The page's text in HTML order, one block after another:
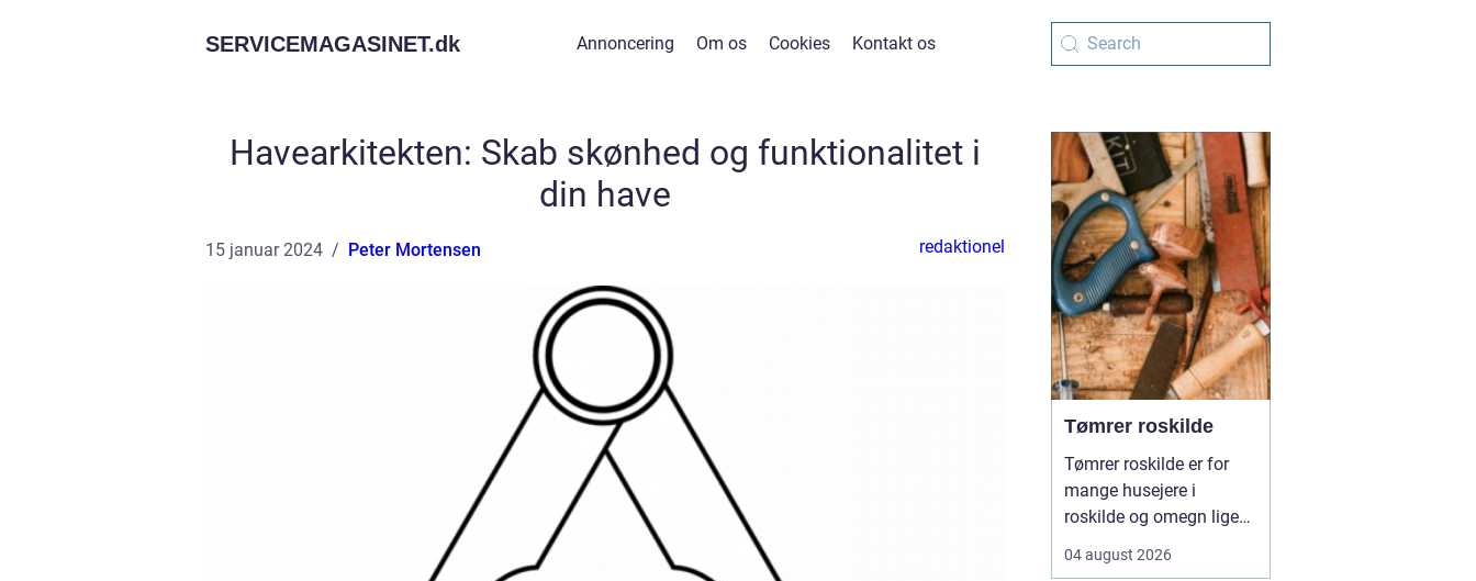
SERVICEMAGASINET.dk Annoncering Om os Cookies Kontakt os
Havearkitekten: Skab skønhed og funktionalitet i
din have
15 januar 2024 Peter Mortensen redaktionel
Tømrer roskilde
Tømrer roskilde er for
mange husejere i
roskilde og omegn ligeså
en håndværker, fordi
04 august 2026